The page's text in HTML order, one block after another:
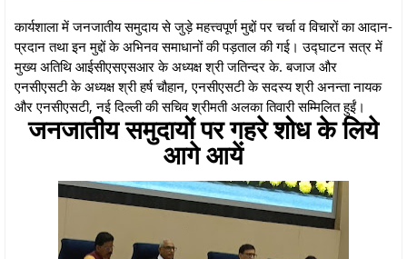
कार्यशाला में जनजातीय समुदाय से जुड़े महत्त्वपूर्ण मुद्दों पर चर्चा व विचारों का आदान-
प्रदान तथा इन मुद्दों के अभिनव समाधानों की पड़ताल की गई। उद्घाटन सत्र में
मुख्य अतिथि आईसीएसएसआर के अध्यक्ष श्री जतिन्दर के. बजाज और
एनसीएसटी के अध्यक्ष श्री हर्ष चौहान, एनसीएसटी के सदस्य श्री अनन्ता नायक
और एनसीएसटी, नई दिल्ली की सचिव श्रीमती अलका तिवारी सम्मिलित हुईं।
जनजातीय समुदायों पर गहरे शोध के लिये
आगे आयें